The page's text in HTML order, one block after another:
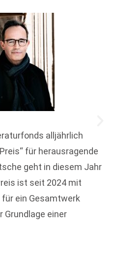
alljährlich
für herausragende
geht in diesem Jahr
ist seit 2024 mit
ein Gesamtwerk
Grundlage einer